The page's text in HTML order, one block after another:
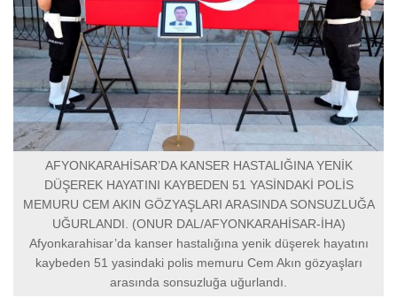
AFYONKARAHİSAR’DA KANSER HASTALIĞINA YENİK
DÜŞEREK HAYATINI KAYBEDEN 51 YASİNDAKİ POLİS
MEMURU CEM AKIN GÖZYAŞLARI ARASINDA SONSUZLUĞA
UĞURLANDI. (ONUR DAL/AFYONKARAHİSAR-İHA)
Afyonkarahisar’da kanser hastalığına yenik düşerek hayatını
kaybeden 51 yasindaki polis memuru Cem Akın gözyaşları
arasında sonsuzluğa uğurlandı.